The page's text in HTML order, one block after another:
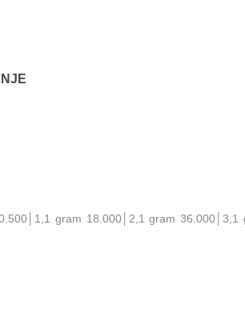
gram 18.000│2,1 gram 36.000│3,1